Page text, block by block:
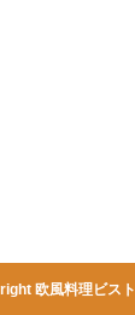
欧風料理ビス